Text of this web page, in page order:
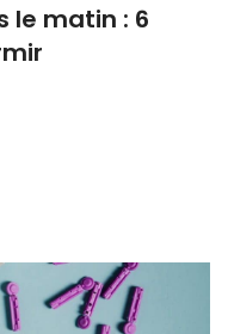
le matin : 6